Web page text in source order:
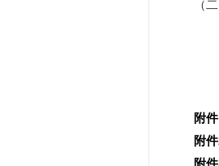
（二）
附
附